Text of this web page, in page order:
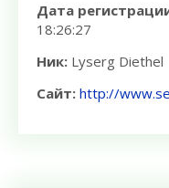
Дата
18:26:27
Ник: Lyserg Diethel
Сайт: http://